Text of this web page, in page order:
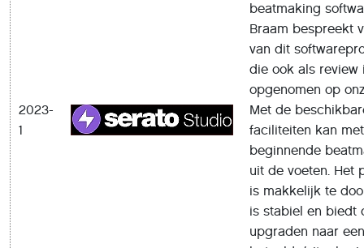
2023-
1
beatmaking
Braam bespreekt
van dit
die ook als review
opgenomen op
Met de
faciliteiten kan
beginnende
uit de voeten. Het
is makkelijk te
is stabiel en biedt
upgraden naar een